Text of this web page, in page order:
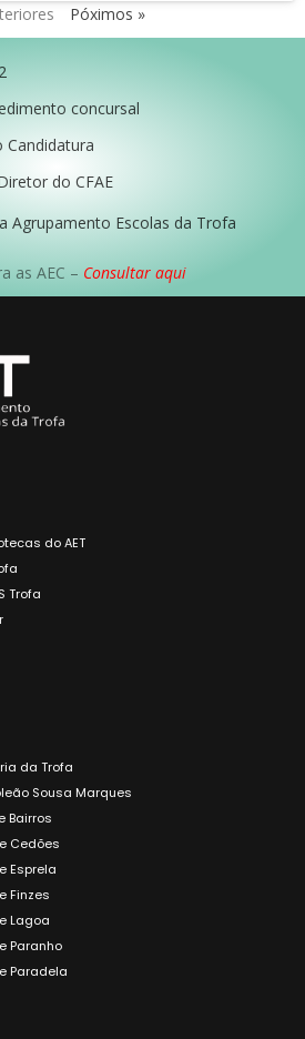
Póximos »
concursal
Candidatura
do CFAE
Escolas da Trofa
as AEC – Consultar aqui
do AET
Trofa
da Trofa
Sousa Marques
Bairros
Cedões
Esprela
Finzes
Lagoa
Paranho
Paradela